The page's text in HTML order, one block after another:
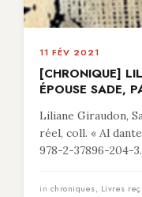
11 FÉV 2021
[CHRONIQUE]
ÉPOUSE SADE,
Liliane Giraudon,
réel, coll. « Al
978-2-37896-204-
in chroniques, Livres